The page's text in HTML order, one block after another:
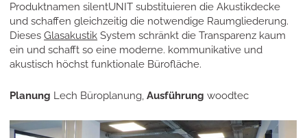
Produktnamen silentUNIT substituieren die Akustikdecke
und schaffen gleichzeitig die notwendige Raumgliederung.
DiesesGlasakustik System schränkt die Transparenz kaum
ein und schafft so eine moderne. kommunikative und
akustisch höchst funktionale Bürofläche.
Planung Lech Büroplanung,Ausführung woodtec